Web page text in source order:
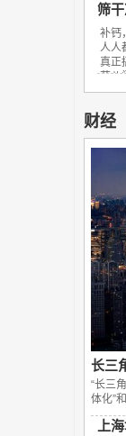
筛
补钙
人人
真正
花八
财经
长三
“长三
体化”
上